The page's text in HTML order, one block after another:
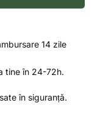
14 zile
tine în 24-72h.
în siguranță.